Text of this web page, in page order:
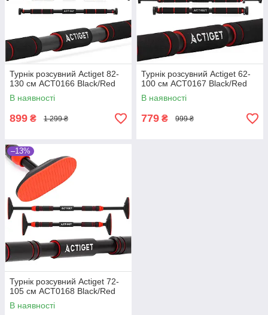
Турнік розсувний Actiget 82-
130 см ACT0166 Black/Red
В наявності
899 ₴ 1 299 ₴
Турнік розсувний Actiget 62-
100 см ACT0167 Black/Red
В наявності
779 ₴ 999 ₴
–13%
Турнік розсувний Actiget 72-
105 см ACT0168 Black/Red
В наявності